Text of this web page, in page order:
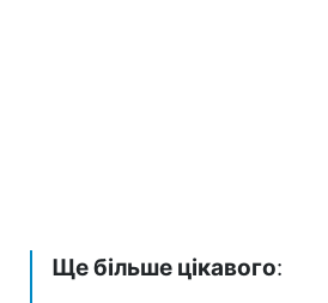
Ще більше цікавого: